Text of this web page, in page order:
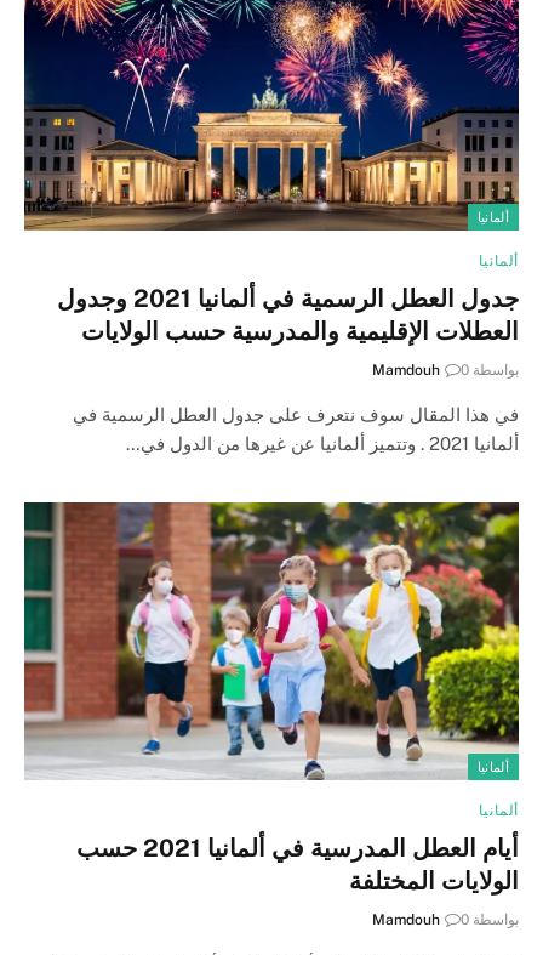
ألمانيا
ألمانيا
جدول العطل الرسمية في ألمانيا 2021 وجدول
العطلات الإقليمية والمدرسية حسب الولايات
بواسطة Mamdouh 0
في هذا المقال سوف نتعرف على جدول العطل الرسمية في
ألمانيا 2021 . وتتميز ألمانيا عن غيرها من الدول في…
ألمانيا
ألمانيا
أيام العطل المدرسية في ألمانيا 2021 حسب
الولايات المختلفة
بواسطة Mamdouh 0